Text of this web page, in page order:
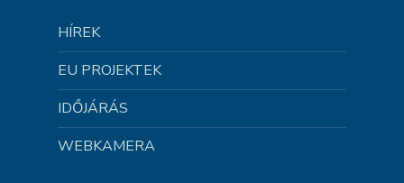
HÍREK
EU PROJEKTEK
IDŐJÁRÁS
WEBKAMERA